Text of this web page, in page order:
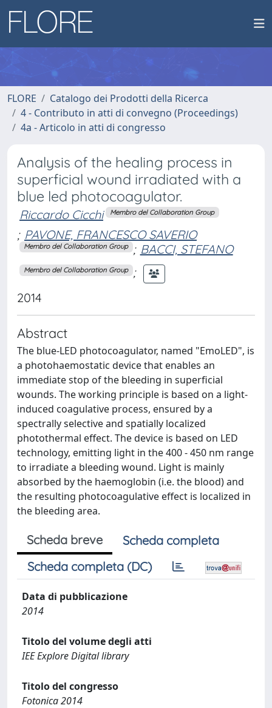
FLORE
Catalogo dei Prodotti della Ricerca
4 - Contributo in atti di convegno (Proceedings)
4a - Articolo in atti di congresso
Analysis of the healing process in
superficial wound irradiated with a
blue led photocoagulator.
Riccardo Cicchi Membro del Collaboration Group
; PAVONE, FRANCESCO SAVERIO
Membro del Collaboration Group ; BACCI, STEFANO
Membro del Collaboration Group ;
2014
Abstract
The blue-LED photocoagulator, named "EmoLED", is
a photohaemostatic device that enables an
immediate stop of the bleeding in superficial
wounds. The working principle is based on a light-
induced coagulative process, ensured by a
spectrally selective and spatially localized
photothermal effect. The device is based on LED
technology, emitting light in the 400 - 450 nm range
to irradiate a bleeding wound. Light is mainly
absorbed by the haemoglobin (i.e. the blood) and
the resulting photocoagulative effect is localized in
the bleeding area.
Scheda breve
Scheda completa
Scheda completa (DC)
Data di pubblicazione
2014
Titolo del volume degli atti
IEE Explore Digital library
Titolo del congresso
Fotonica 2014